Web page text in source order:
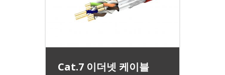
Cat.7 이더넷 케이블